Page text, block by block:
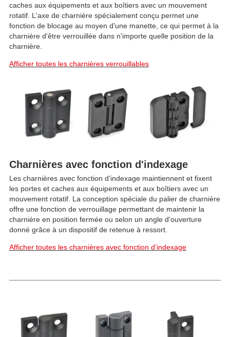
caches aux équipements et aux boîtiers avec un mouvement
rotatif. L'axe de charnière spécialement conçu permet une
fonction de blocage au moyen d'une manette, ce qui permet à la
charnière d'être verrouillée dans n'importe quelle position de la
charnière.
Afficher toutes les charnières verrouillables
Charnières avec fonction d'indexage
Les charnières avec fonction d'indexage maintiennent et fixent
les portes et caches aux équipements et aux boîtiers avec un
mouvement rotatif. La conception spéciale du palier de charnière
offre une fonction de verrouillage permettant de maintenir la
charnière en position fermée ou selon un angle d'ouverture
donné grâce à un dispositif de retenue à ressort.
Afficher toutes les charnières avec fonction d'indexage